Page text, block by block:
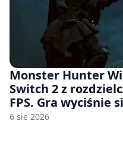
Monster Hunter
Switch 2 z
FPS. Gra wyciśnie
6 sie 2026